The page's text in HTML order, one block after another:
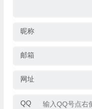
昵称
邮箱
网址
QQ